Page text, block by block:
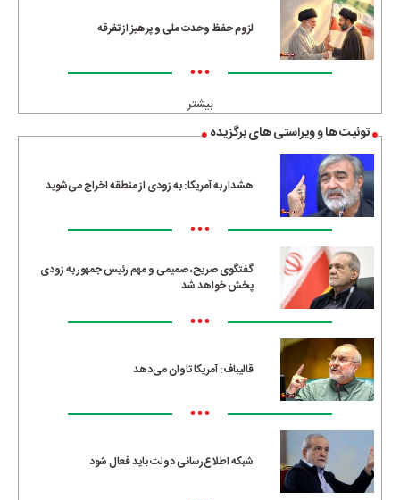
لزوم حفظ وحدت ملی و پرهیز از تفرقه
•••
بیشتر
توئیت ها و ویراستی های برگزیده
هشدار به آمریکا: به زودی از منطقه اخراج می‌شوید
•••
گفتگوی صریح، صمیمی و مهم رئیس جمهور به زودی
پخش خواهد شد
•••
قالیباف: آمریکا تاوان می‌دهد
•••
شبکه اطلاع‌رسانی دولت باید فعال شود